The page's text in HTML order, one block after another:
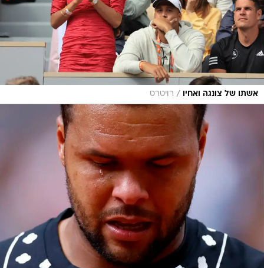
אשתו של צונגה ואחיו / רויטרס